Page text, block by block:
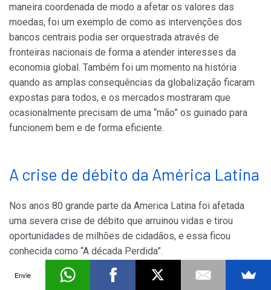
maneira coordenada de modo a afetar os valores das
moedas, foi um exemplo de como as intervenções dos
bancos centrais podia ser orquestrada através de
fronteiras nacionais de forma a atender interesses da
economia global. Também foi um momento na história
quando as amplas consequências da globalização ficaram
expostas para todos, e os mercados mostraram que
ocasionalmente precisam de uma “mão” os guinado para
funcionem bem e de forma eficiente.
A crise de débito da América Latina
Nos anos 80 grande parte da America Latina foi afetada
uma severa crise de débito que arruinou vidas e tirou
oportunidades de milhões de cidadãos, e essa ficou
conhecida como “A década Perdida”.
Até agora estivemos rascunhando um modelo da economia
Envie